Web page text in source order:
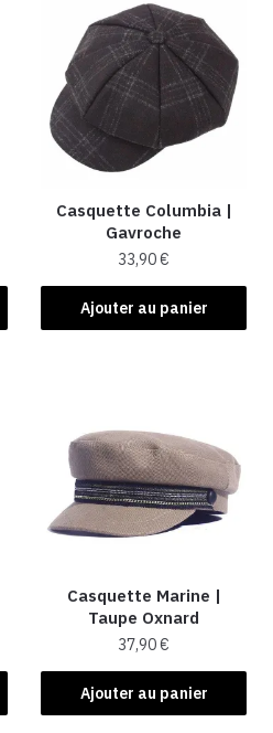
Casquette Columbia |
Gavroche
33,90€
Ajouter au panier
Casquette Marine |
Taupe Oxnard
37,90€
Ajouter au panier